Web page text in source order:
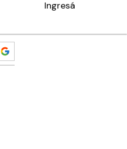
Ingresá